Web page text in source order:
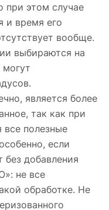
при этом случае
и время его
вообще.
выбираются на
является более
так как при
все полезные
если
добавления
не все
обработке. Не